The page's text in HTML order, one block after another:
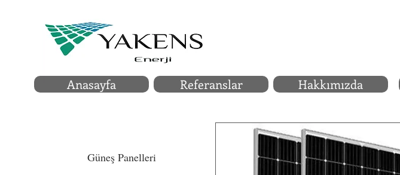
Anasayfa Referanslar Hakkımızda
Güneş Panelleri